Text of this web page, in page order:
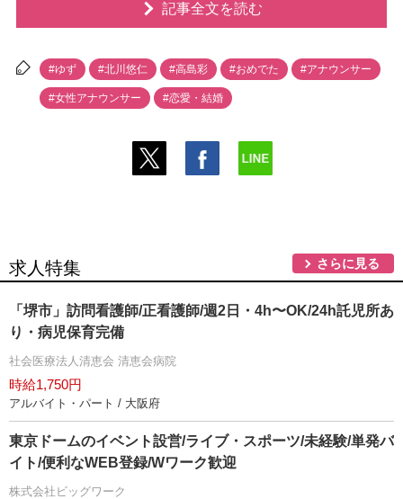
記事全文を読む
#ゆず #北川悠仁 #高島彩 #おめでた #アナウンサー
#女性アナウンサー #恋愛・結婚
求人特集 さらに見る
「堺市」訪問看護師/正看護師/週2日・4h〜OK/24h託児所あ
り・病児保育完備
社会医療法人清恵会 清恵会病院
時給1,750円
アルバイト・パート / 大阪府
東京ドームのイベント設営/ライブ・スポーツ/未経験/単発バ
イト/便利なWEB登録/Wワーク歓迎
株式会社ビッグワーク